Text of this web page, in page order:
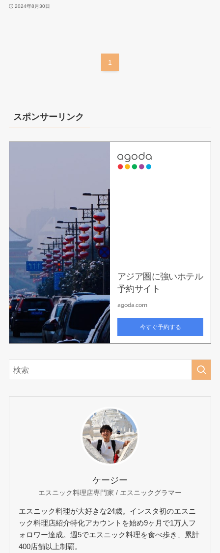
2024年8月30日
1
スポンサーリンク
ケージー
エスニック料理店専門家 / エスニックグラマー
エスニック料理が大好きな24歳。インスタ初のエスニ
ック料理店紹介特化アカウントを始め9ヶ月で1万人フ
ォロワー達成。週5でエスニック料理を食べ歩き、累計
400店舗以上制覇。